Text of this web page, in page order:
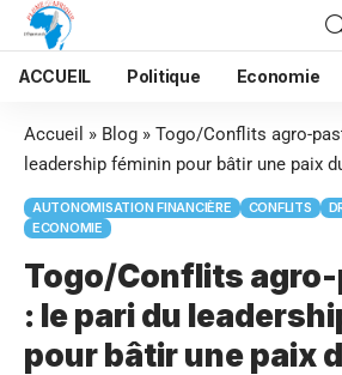
ACCUEIL Politique Economie
Accueil » Blog » Togo/Conflits agro-
leadership féminin pour bâtir une paix
AUTONOMISATION FINANCIÈRE CONFLITS
ECONOMIE
Togo/Conflits
: le pari du
pour bâtir une paix